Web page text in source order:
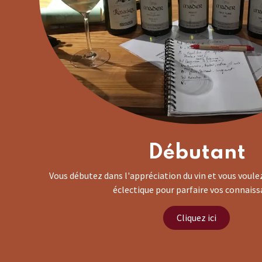
Débutant
Vous débutez dans l'appréciation du vin et vous
éclectique pour parfaire vos
Cliquez ici